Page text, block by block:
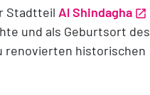
Stadtteil Al Shindagha
und als Geburtsort des
renovierten historischen